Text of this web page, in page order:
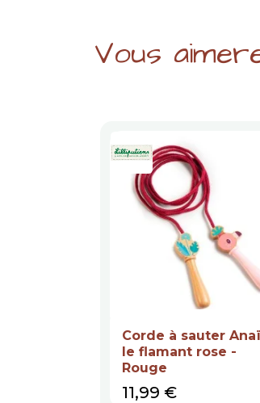
Vous
Corde à sauter
le flamant rose -
Rouge
Prix
11,99 €